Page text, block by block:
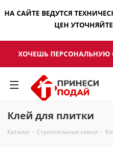
НА САЙТЕ ВЕДУТСЯ
ЦЕН
ХОЧЕШЬ
Клей для плитки
Каталог - Строительные смеси -